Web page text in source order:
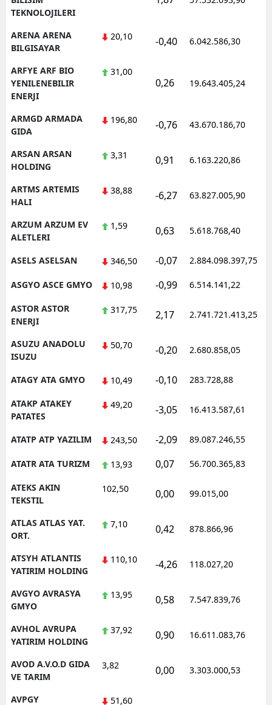
TEKNOLOJILERI
ARENA ARENA
BILGISAYAR
20,10 -0,40 6.042.586,30
ARFYE ARF BIO
YENILENEBILIR
ENERJI
31,00
0,26 19.643.405,24
ARMGD ARMADA
GIDA
196,80 -0,76 43.670.186,70
ARSAN ARSAN
HOLDING
3,31 0,91 6.163.220,86
ARTMS ARTEMIS
HALI
38,88 -6,27 63.827.005,90
ARZUM ARZUM EV
ALETLERI
1,59 0,63 5.618.768,40
ASELS ASELSAN 346,50 -0,07 2.884.098.397,75
ASGYO ASCE GMYO 10,98 -0,99 6.514.141,22
ASTOR ASTOR
ENERJI
317,75 2,17 2.741.721.413,25
ASUZU ANADOLU
ISUZU
50,70 -0,20 2.680.858,05
ATAGY ATA GMYO 10,49 -0,10 283.728,88
ATAKP ATAKEY
PATATES
49,20 -3,05 16.413.587,61
ATATP ATP YAZILIM 243,50 -2,09 89.087.246,55
ATATR ATA TURIZM 13,93 0,07 56.700.365,83
ATEKS AKIN
TEKSTIL
102,50 0,00 99.015,00
ATLAS ATLAS YAT.
ORT.
7,10 0,42 878.866,96
ATSYH ATLANTIS
YATIRIM HOLDING
110,10 -4,26 118.027,20
AVGYO AVRASYA
GMYO
13,95 0,58 7.547.839,76
AVHOL AVRUPA
YATIRIM HOLDING
37,92 0,90 16.611.083,76
AVOD A.V.O.D GIDA
VE TARIM
3,82 0,00 3.303.000,53
AVPGY
51,60